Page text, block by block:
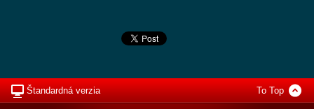
Štandardná verzia To Top